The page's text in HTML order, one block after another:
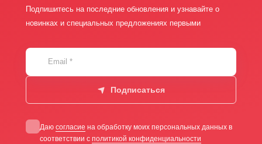
Подпишитесь на последние обновления и узнавайте о
новинках и специальных предложениях первыми
Email *
Подписаться
Даю согласие на обработку моих персональных данных в
соответствии с политикой конфиденциальности